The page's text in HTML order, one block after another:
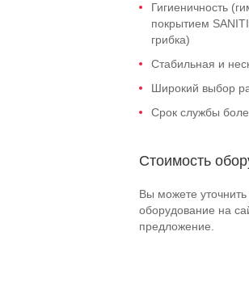
Гигиеничность
покрытием
грибка)
Стабильная и
Широкий выбор
Срок службы
Стоимость
Вы можете
оборудование на
предложение.